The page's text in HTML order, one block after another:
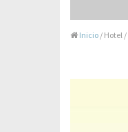
Inicio / Hotel